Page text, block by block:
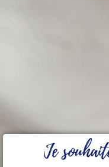
Je